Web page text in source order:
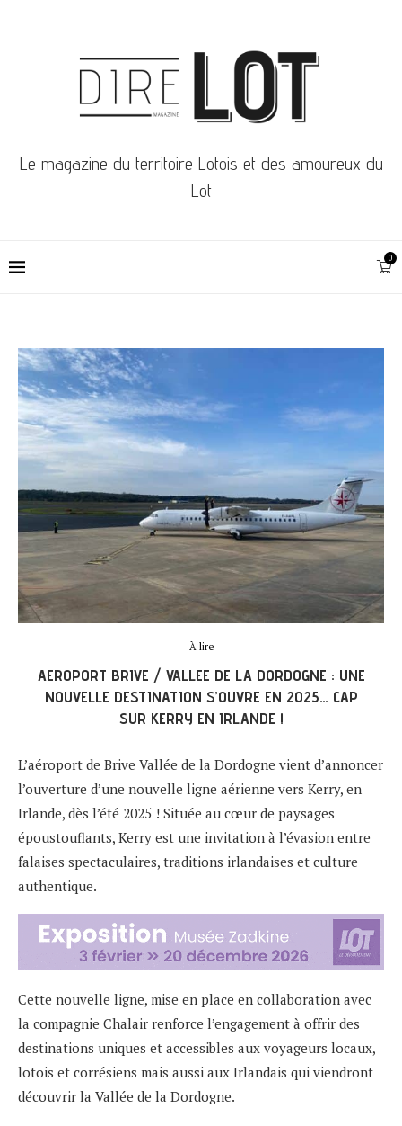
Le magazine du territoire Lotois et des amoureux du
Lot
0
À lire
AEROPORT BRIVE / VALLEE DE LA DORDOGNE : UNE
NOUVELLE DESTINATION S’OUVRE EN 2025… CAP
SUR KERRY EN IRLANDE !
L’aéroport de Brive Vallée de la Dordogne vient d’annoncer
l’ouverture d’une nouvelle ligne aérienne vers Kerry, en
Irlande, dès l’été 2025 ! Située au cœur de paysages
époustouflants, Kerry est une invitation à l’évasion entre
falaises spectaculaires, traditions irlandaises et culture
authentique.
Cette nouvelle ligne, mise en place en collaboration avec
la compagnie Chalair renforce l’engagement à offrir des
destinations uniques et accessibles aux voyageurs locaux,
lotois et corrésiens mais aussi aux Irlandais qui viendront
découvrir la Vallée de la Dordogne.